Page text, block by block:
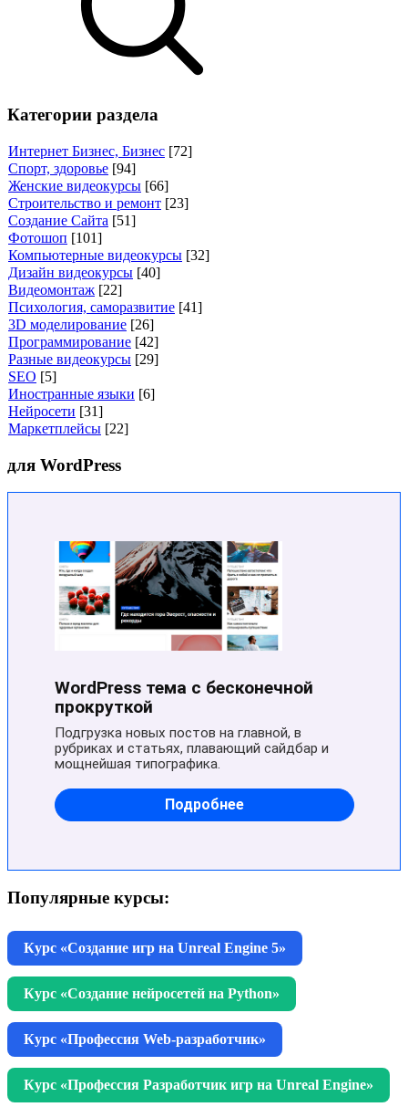
Категории раздела
Интернет Бизнес, Бизнес [72]
Спорт, здоровье [94]
Женские видеокурсы [66]
Строительство и ремонт [23]
Создание Сайта [51]
Фотошоп [101]
Компьютерные видеокурсы [32]
Дизайн видеокурсы [40]
Видеомонтаж [22]
Психология, саморазвитие [41]
3D моделирование [26]
Программирование [42]
Разные видеокурсы [29]
SEO [5]
Иностранные языки [6]
Нейросети [31]
Маркетплейсы [22]
для WordPress
Популярные курсы:
Курс «Создание игр на Unreal Engine 5»
Курс «Создание нейросетей на Python»
Курс «Профессия Web-разработчик»
Курс «Профессия Разработчик игр на Unreal Engine»